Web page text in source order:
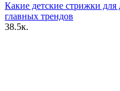
Какие детские стрижки
главных трендов
38.5к.